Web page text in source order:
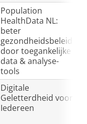
Population
HealthData NL:
beter
gezondheidsbeleid
door toegankelijke
data & analyse-
tools
Digitale
Geletterdheid voor
Iedereen